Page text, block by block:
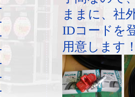
ままに、社
IDコードを
用意します